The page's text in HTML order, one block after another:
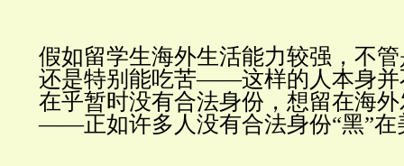
假如留学生海外生活能力较强，不
还是特别能吃苦——这样的人本身并
在乎暂时没有合法身份，想留在海
——正如许多人没有合法身份“黑”在